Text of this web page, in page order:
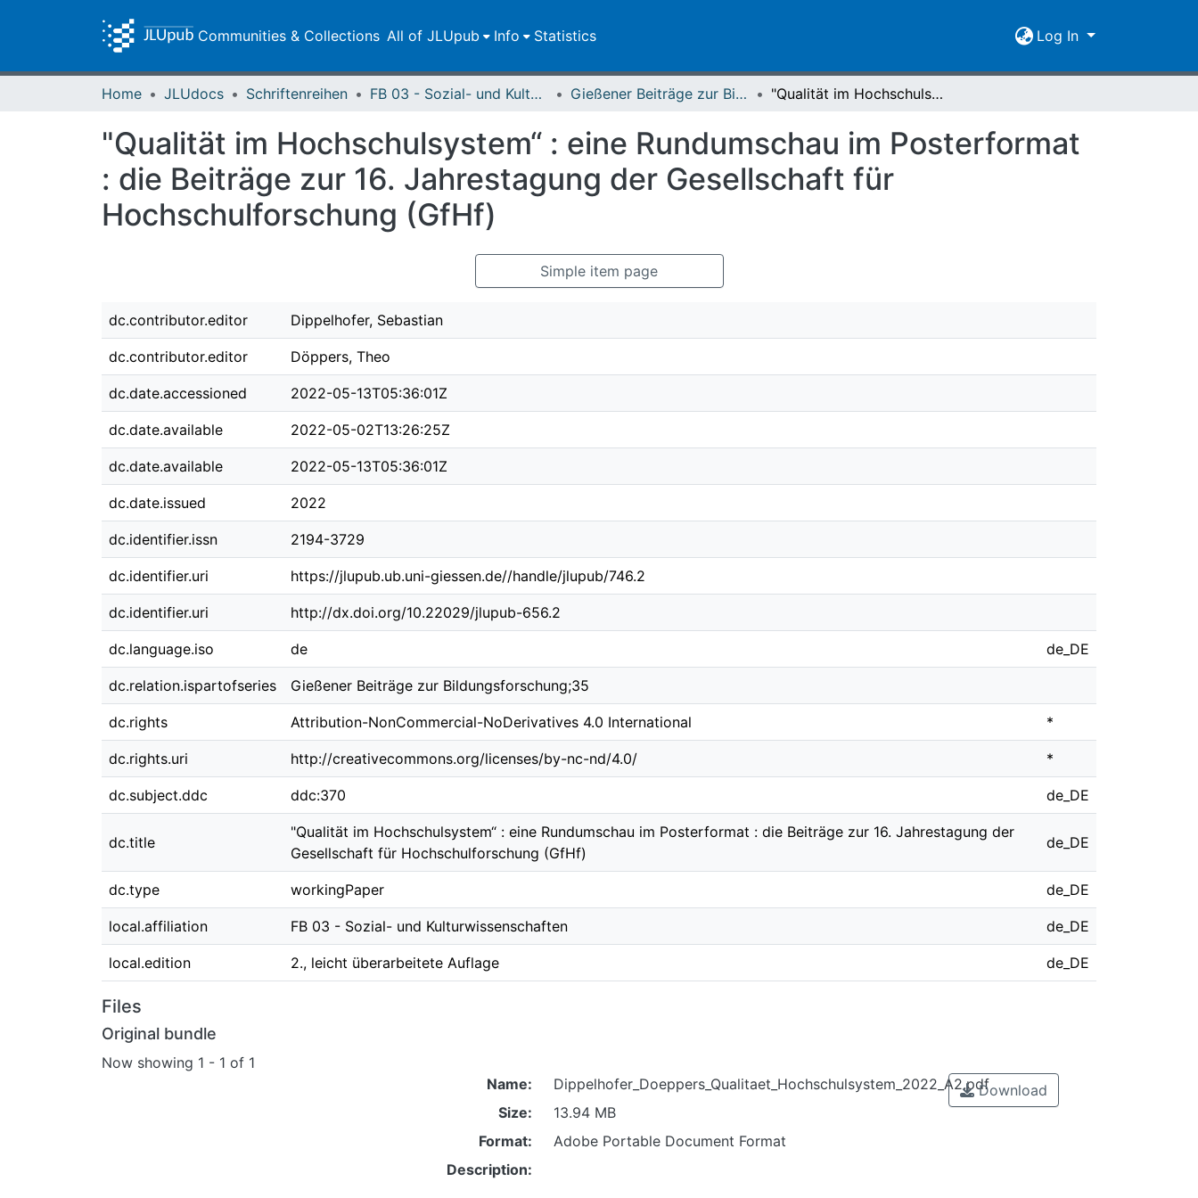
Communities & Collections All of JLUpub Info Statistics Log In
Home JLUdocs Schriftenreihen FB 03 - Sozial- und Kulturwissenschaften Gießener Beiträge zur Bildungsforschung "Qualität im Hochschulsystem“ : eine Rundumschau im Posterformat : die Beiträge zur 16. Jahrestagung der Gesellschaft für Hochschulforschung (GfHf)
"Qualität im Hochschulsystem“ : eine Rundumschau im Posterformat
: die Beiträge zur 16. Jahrestagung der Gesellschaft für
Hochschulforschung (GfHf)
Simple item page
dc.contributor.editor Dippelhofer, Sebastian
dc.contributor.editor Döppers, Theo
dc.date.accessioned 2022-05-13T05:36:01Z
dc.date.available 2022-05-02T13:26:25Z
dc.date.available 2022-05-13T05:36:01Z
dc.date.issued 2022
dc.identifier.issn 2194-3729
dc.identifier.uri https://jlupub.ub.uni-giessen.de//handle/jlupub/746.2
dc.identifier.uri http://dx.doi.org/10.22029/jlupub-656.2
dc.language.iso de de_DE
dc.relation.ispartofseries Gießener Beiträge zur Bildungsforschung;35
dc.rights Attribution-NonCommercial-NoDerivatives 4.0 International *
dc.rights.uri http://creativecommons.org/licenses/by-nc-nd/4.0/ *
dc.subject.ddc ddc:370 de_DE
dc.title
"Qualität im Hochschulsystem“ : eine Rundumschau im Posterformat : die Beiträge zur 16. Jahrestagung der
Gesellschaft für Hochschulforschung (GfHf)
de_DE
dc.type workingPaper de_DE
local.affiliation FB 03 - Sozial- und Kulturwissenschaften de_DE
local.edition 2., leicht überarbeitete Auflage de_DE
Files
Original bundle
Now showing 1 - 1 of 1
Name:
Dippelhofer_Doeppers_Qualitaet_Hochschulsystem_2022_A2.pdf
Size:
13.94 MB
Format:
Adobe Portable Document Format
Description:
Download